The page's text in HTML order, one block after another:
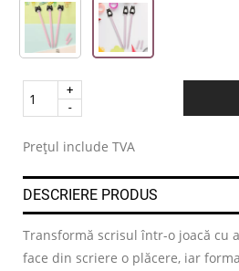
Quantity
Prețul include TVA
DESCRIERE PRODUS
Transformă scrisul într-o joacă cu
face din scriere o plăcere, iar